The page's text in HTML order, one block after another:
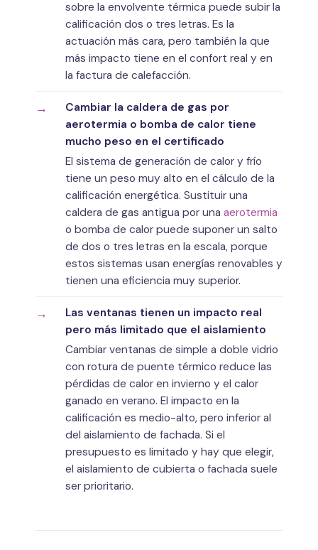
sobre la envolvente térmica puede subir la
calificación dos o tres letras. Es la
actuación más cara, pero también la que
más impacto tiene en el confort real y en
la factura de calefacción.
Cambiar la caldera de gas por
aerotermia o bomba de calor tiene
mucho peso en el certificado
El sistema de generación de calor y frío
tiene un peso muy alto en el cálculo de la
calificación energética. Sustituir una
caldera de gas antigua por una aerotermia
o bomba de calor puede suponer un salto
de dos o tres letras en la escala, porque
estos sistemas usan energías renovables y
tienen una eficiencia muy superior.
Las ventanas tienen un impacto real
pero más limitado que el aislamiento
Cambiar ventanas de simple a doble vidrio
con rotura de puente térmico reduce las
pérdidas de calor en invierno y el calor
ganado en verano. El impacto en la
calificación es medio-alto, pero inferior al
del aislamiento de fachada. Si el
presupuesto es limitado y hay que elegir,
el aislamiento de cubierta o fachada suele
ser prioritario.